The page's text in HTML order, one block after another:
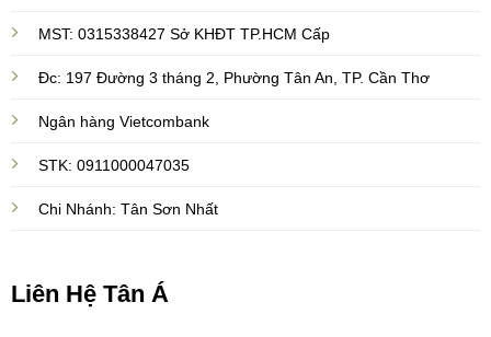
MST: 0315338427 Sở KHĐT TP.HCM Cấp
Đc: 197 Đường 3 tháng 2, Phường Tân An, TP. Cần Thơ
Ngân hàng Vietcombank
STK: 0911000047035
Chi Nhánh: Tân Sơn Nhất
Liên Hệ Tân Á